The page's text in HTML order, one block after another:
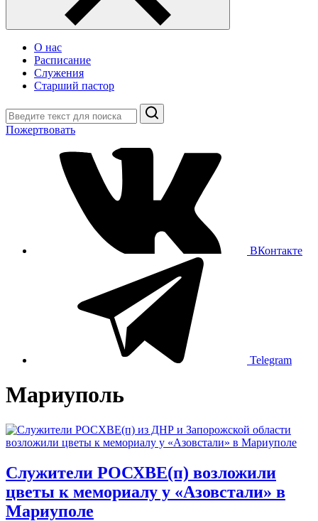
О нас
Расписание
Служения
Старший пастор
Поиск
Пожертвовать
ВКонтакте
Telegram
Мариуполь
Служители РОСХВЕ(п) возложили
цветы к мемориалу у «Азовстали» в
Мариуполе